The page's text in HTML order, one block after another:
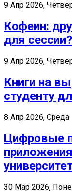
9 Апр 2026,
Кофеин:
для сессии?
9 Апр 2026,
Книги на
студенту
8 Апр 2026, Среда
Цифровые
30 Мар 2026,